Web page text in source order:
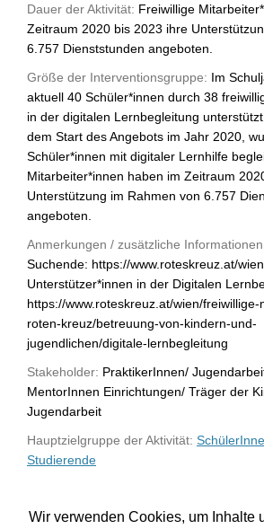
Wir verwenden Cookies, um Inhalte
Dauer der Aktivität: Freiwillige
Zeitraum 2020 bis 2023 ihre
6.757 Dienststunden angeboten.
Größe der Interventionsgruppe: Im
aktuell 40 Schüler*innen durch 38
in der digitalen Lernbegleitung
dem Start des Angebots im Jahr 2020,
Schüler*innen mit digitaler Lernhilfe
Mitarbeiter*innen haben im Zeitraum
Unterstützung im Rahmen von 6.757
angeboten.
Anmerkungen / zusätzliche
Suchende: https://www.roteskreuz.at/
Unterstützer*innen in der Digitalen
https://www.roteskreuz.at/wien/
roten-kreuz/betreuung-von-kindern-und-
jugendlichen/digitale-lernbegleitung
Stakeholder: PraktikerInnen/
MentorInnen Einrichtungen/ Träger der
Jugendarbeit
Hauptzielgruppe der Aktivität:
Studierende